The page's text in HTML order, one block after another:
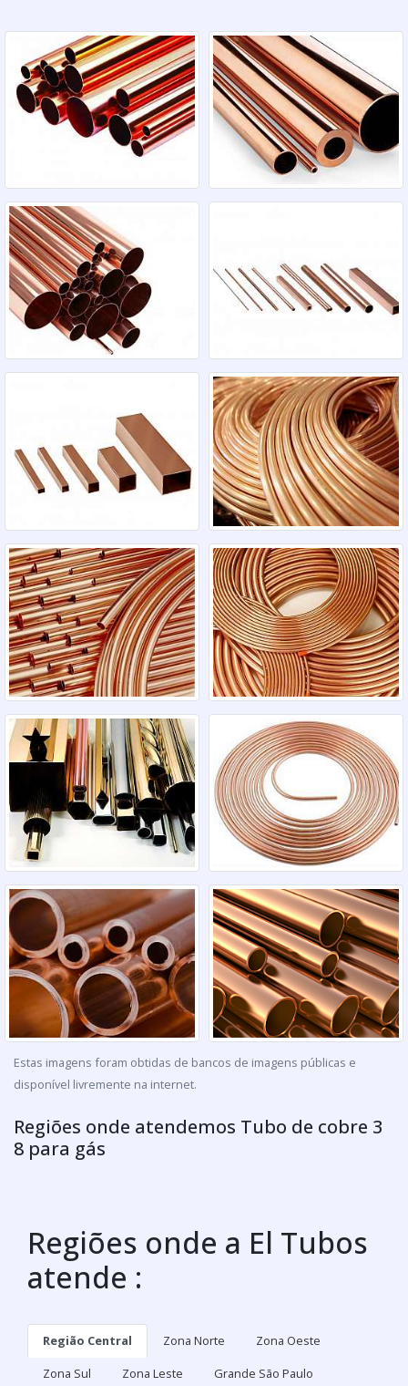
Estas imagens foram obtidas de bancos de imagens públicas e
disponível livremente na internet.
Regiões onde atendemos Tubo de cobre 3
8 para gás
Regiões onde a El Tubos
atende :
Região Central Zona Norte
Zona Oeste
Zona Sul
Zona Leste Grande São Paulo